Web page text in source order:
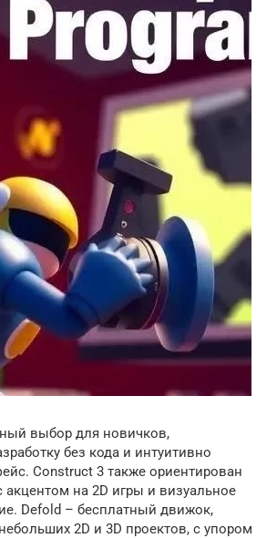
выбор для новичков,
без кода и интуитивно
Construct 3 также ориентирован
на 2D игры и визуальное
Defold – бесплатный движок,
2D и 3D проектов, с упором